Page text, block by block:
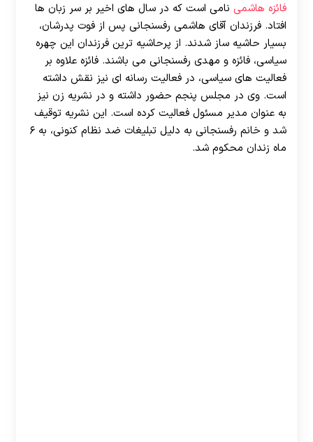
فائزه هاشمی نامی است که در سال های اخیر بر سر زبان ها
افتاد. فرزندان آقای هاشمی رفسنجانی پس از فوت پدرشان،
بسیار حاشیه ساز شدند. از پرحاشیه ترین فرزندان این چهره
سیاسی، فائزه و مهدی رفسنجانی می باشند. فائزه علاوه بر
فعالیت های سیاسی، در فعالیت رسانه ای نیز نقش داشته
است. وی در مجلس پنجم حضور داشته و در نشریه زن نیز
به عنوان مدیر مسئول فعالیت کرده است. این نشریه توقیف
شد و خانم رفسنجانی به دلیل تبلیغات ضد نظام کنونی، به ۶
ماه زندان محکوم شد.